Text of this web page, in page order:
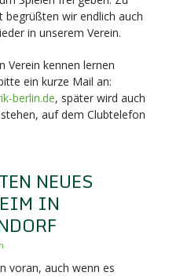
begrüßten wir endlich auch
in unserem Verein.
Verein kennen lernen
ein kurze Mail an:
berlin.de, später wird auch
auf dem Clubtelefon
NEUES
IN
voran, auch wenn es